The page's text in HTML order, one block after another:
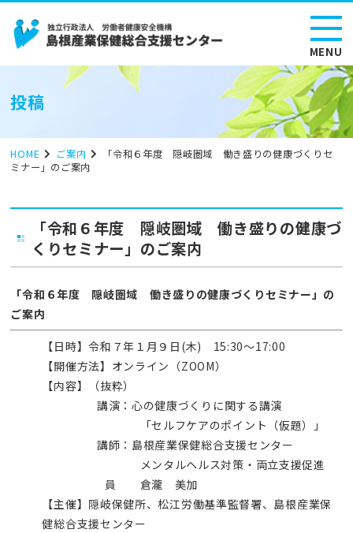
MENU
投稿
HOME ご案内
「令和６年度 隠岐圏域 働き盛りの健康づくりセ
ミナー」のご案内
「令和６年度 隠岐圏域 働き盛りの健康づ
くりセミナー」のご案内
「令和６年度 隠岐圏域 働き盛りの健康づくりセミナー」の
ご案内
【日時】令和７年１月９日(木) 15:30～17:00
【開催方法】オンライン（ZOOM）
【内容】（抜粋）
講演：心の健康づくりに関する講演
「セルフケアのポイント（仮題）」
講師：島根産業保健総合支援センター
メンタルヘルス対策・両立支援促進
員 倉瀧 美加
【主催】隠岐保健所、松江労働基準監督署、島根産業保
健総合支援センター